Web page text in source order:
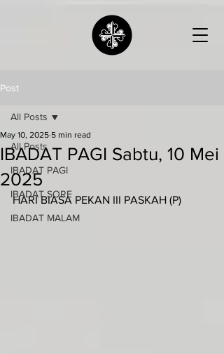
Post
All Posts
IBADAT PAGI
IBADAT SORE
IBADAT MALAM
All Posts
IBADAT PAGI Sabtu, 10 Mei
2025
May 10, 2025 5 min read
HARI BIASA PEKAN III PASKAH (P)